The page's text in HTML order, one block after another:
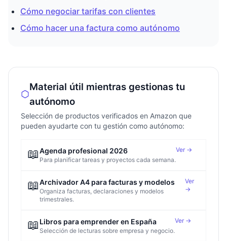
Cómo negociar tarifas con clientes
Cómo hacer una factura como autónomo
Material útil mientras gestionas tu
autónomo
Selección de productos verificados en Amazon que
pueden ayudarte con tu gestión como autónomo:
📖Agenda profesional 2026
Para planificar tareas y proyectos cada semana.
Ver →
📖Archivador A4 para facturas y modelos
Organiza facturas, declaraciones y modelos
trimestrales.
Ver
→
📖 Libros para emprender en España
Selección de lecturas sobre empresa y negocio.
Ver →